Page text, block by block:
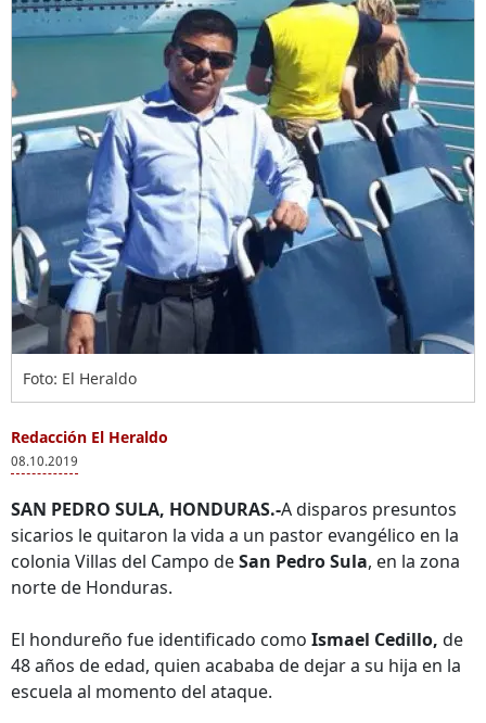
Foto: El Heraldo
Redacción El Heraldo
08.10.2019
SAN PEDRO SULA, HONDURAS.-A disparos presuntos
sicarios le quitaron la vida a un pastor evangélico en la
colonia Villas del Campo deSan Pedro Sula, en la zona
norte de Honduras.
El hondureño fue identificado como Ismael Cedillo, de
48 años de edad, quien acababa de dejar a su hija en la
escuela al momento del ataque.